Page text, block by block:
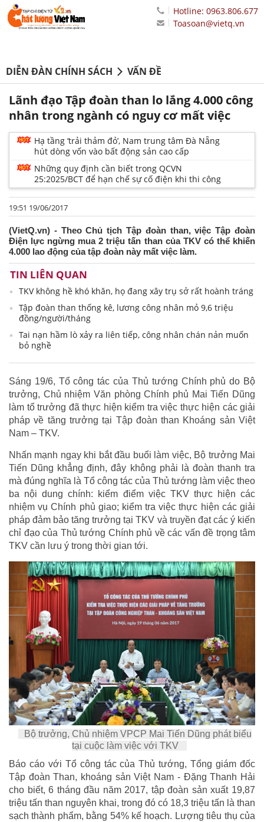
Hotline: 0963.806.677
Toasoan@vietq.vn
DIỄN ĐÀN CHÍNH SÁCH VẤN ĐỀ
Lãnh đạo Tập đoàn than lo lắng 4.000 công
nhân trong ngành có nguy cơ mất việc
Hạ tầng ‘trải thảm đỏ’, Nam trung tâm Đà Nẵng
hút dòng vốn vào bất động sản cao cấp
Những quy định cần biết trong QCVN
25:2025/BCT để hạn chế sự cố điện khi thi công
19:51 19/06/2017
(VietQ.vn) - Theo Chủ tịch Tập đoàn than, việc Tập đoàn
Điện lực ngừng mua 2 triệu tấn than của TKV có thể khiến
4.000 lao động của tập đoàn này mất việc làm.
TIN LIÊN QUAN
TKV không hề khó khăn, họ đang xây trụ sở rất hoành tráng
Tập đoàn than thống kê, lương công nhân mỏ 9,6 triệu
đồng/người/tháng
Tai nạn hầm lò xảy ra liên tiếp, công nhân chán nản muốn
bỏ nghề
Sáng 19/6, Tổ công tác của Thủ tướng Chính phủ do Bộ
trưởng, Chủ nhiệm Văn phòng Chính phủ Mai Tiến Dũng
làm tổ trưởng đã thực hiện kiểm tra việc thực hiện các giải
pháp về tăng trưởng tại Tập đoàn than Khoáng sản Việt
Nam – TKV.
Nhấn mạnh ngay khi bắt đầu buổi làm việc, Bộ trưởng Mai
Tiến Dũng khẳng định, đây không phải là đoàn thanh tra
mà đúng nghĩa là Tổ công tác của Thủ tướng làm việc theo
ba nội dung chính: kiểm điểm việc TKV thực hiện các
nhiệm vụ Chính phủ giao; kiểm tra việc thực hiện các giải
pháp đảm bảo tăng trưởng tại TKV và truyền đạt các ý kiến
chỉ đạo của Thủ tướng Chính phủ về các vấn đề trọng tâm
TKV cần lưu ý trong thời gian tới.
Bộ trưởng, Chủ nhiệm VPCP Mai Tiến Dũng phát biểu
tại cuộc làm việc với TKV
Báo cáo với Tổ công tác của Thủ tướng, Tổng giám đốc
Tập đoàn Than, khoáng sản Việt Nam - Đặng Thanh Hải
cho biết, 6 tháng đầu năm 2017, tập đoàn sản xuất 19,87
triệu tấn than nguyên khai, trong đó có 18,3 triệu tấn là than
sạch thành phẩm, bằng 54% kế hoạch. Lượng tiêu thụ của